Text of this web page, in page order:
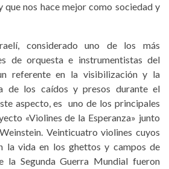
que nos hace mejor como sociedad y
considerado uno de los más
de orquesta e instrumentistas del
referente en la visibilización y la
de los caídos y presos durante el
aspecto, es uno de los principales
«Violines de la Esperanza» junto
Veinticuatro violines cuyos
la vida en los ghettos y campos de
la Segunda Guerra Mundial fueron